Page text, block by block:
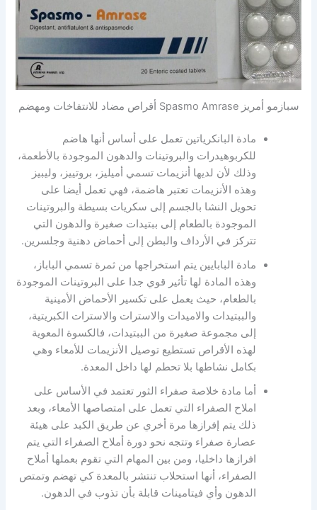
سبازمو أمريز Spasmo Amrase أقراص مضاد للانتفاخات ومهضم
مادة البانكرياتين تعمل على أساس أنها هاضم
للكربوهيدرات والبروتينات والدهون الموجودة بالأطعمة،
وذلك لأن لديها أنزيمات تسمي أميليز، بروتييز، وليبيز
وهذه الأنزيمات تعتبر هاضمة، فهي تعمل أيضا على
تحويل النشا بالجسم إلى سكريات بسيطة والبروتينات
الموجودة بالطعام إلى ببتيدات صغيرة والدهون التي
تتركز في الأرداف والبطن إلى أحماض دهنية وجلسرين.
مادة البابايين يتم استخراجها من ثمرة تسمي الباباز،
وهذه المادة لها تأثير قوي جدا على البروتينات الموجودة
بالطعام، حيث يعمل على تكسير الأحماض الأمينية
والببتيدات والاميدات والاسترات والاسترات الكبريتية،
إلى مجموعة صغيرة من الببتيدات، فالكسوة المعوية
لهذه الأقراص تستطيع توصيل الأنزيمات للأمعاء وهي
بكامل نشاطها بلا تحطم لها داخل المعدة.
أما مادة خلاصة صفراء الثور تعتمد في الأساس على
املاح الصفراء التي تعمل على امتصاصها الأمعاء، وبعد
ذلك يتم إفرازها مرة أخري عن طريق الكبد على هيئة
عصارة صفراء وتتجه نحو دورة أملاح الصفراء التي يتم
افرازها داخليا، ومن بين المهام التي تقوم بعملها أملاح
الصفراء، أنها استحلاب تنتشر بالمعدة كي تهضم وتمتص
الدهون وأي فيتامينات قابلة بأن تذوب في الدهون.